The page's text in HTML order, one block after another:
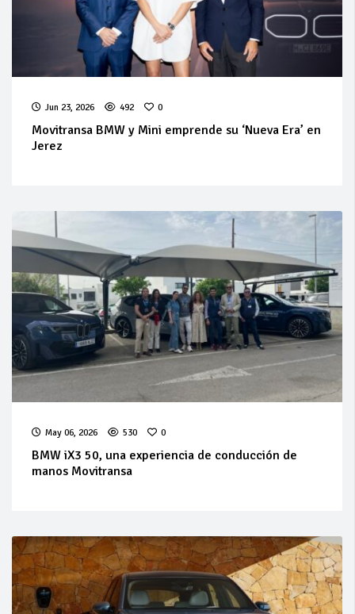
Jun 23, 2026 492 0
Movitransa BMW y Mini emprende su ‘Nueva Era’ en
Jerez
May 06, 2026 530 0
BMW iX3 50, una experiencia de conducción de
manos Movitransa